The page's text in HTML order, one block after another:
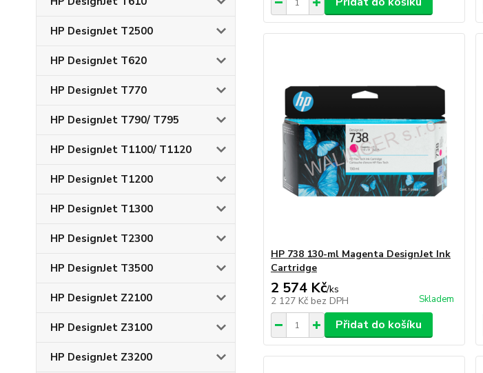
HP DesignJet T2500
HP DesignJet T620
HP DesignJet T770
HP DesignJet T790/ T795
HP DesignJet T1100/ T1120
HP DesignJet T1200
HP DesignJet T1300
HP DesignJet T2300
HP DesignJet T3500
HP DesignJet Z2100
HP DesignJet Z3100
HP DesignJet Z3200
HP 738 130-ml Magenta DesignJet Ink
Cartridge
2 574 Kč/ks
2 127 Kč bez DPH Skladem
Přidat do košíku